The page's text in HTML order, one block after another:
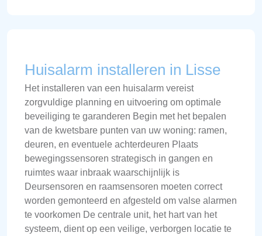
Huisalarm installeren in Lisse
Het installeren van een huisalarm vereist
zorgvuldige planning en uitvoering om optimale
beveiliging te garanderen Begin met het bepalen
van de kwetsbare punten van uw woning: ramen,
deuren, en eventuele achterdeuren Plaats
bewegingssensoren strategisch in gangen en
ruimtes waar inbraak waarschijnlijk is
Deursensoren en raamsensoren moeten correct
worden gemonteerd en afgesteld om valse alarmen
te voorkomen De centrale unit, het hart van het
systeem, dient op een veilige, verborgen locatie te